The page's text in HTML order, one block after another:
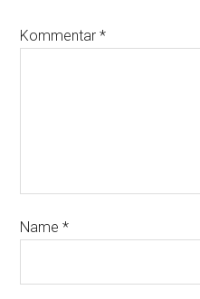
Kommentar*
Name*